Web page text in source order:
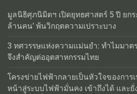
มูลนิธิศุภนิมิตฯ เปิดยุทธศาสตร์ 5 ปี ยก
ล้านคน’ พ้นวิกฤตความเปราะบาง
3 ทศวรรษแห่งความแม่นยำ: ทำไมมาต
จึงสำคัญต่ออุตสาหกรรมไทย
โครงข่ายไฟฟ้ากลายเป็นหัวใจของการ
หน้าสู่ระบบไฟฟ้ามั่นคง เข้าถึงได้ และยั่